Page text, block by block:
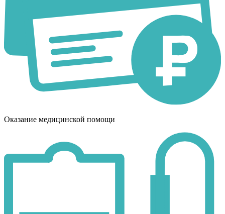
Оказание медицинской помощи